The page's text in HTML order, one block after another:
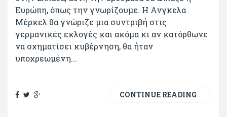
Ευρώπη, όπως την γνωρίζουμε. Η Ανγκελα
Μέρκελ θα γνώριζε μια συντριβή στις
γερμανικές εκλογές και ακόμα κι αν κατόρθωνε
να σχηματίσει κυβέρνηση, θα ήταν
υποχρεωμένη...
CONTINUE READING